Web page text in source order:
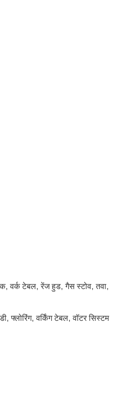
वर्क टेबल, रेंज हुड, गैस स्टोव, तवा,
वर्किंग टेबल, वॉटर सिस्टम